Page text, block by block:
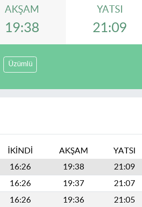
AKŞAM
19:38
YATSI
21:09
Üzümlü
İKINDI AKŞAM
YATSI
16:26 19:38
21:09
16:26 19:37
21:07
16:26 19:36
21:05